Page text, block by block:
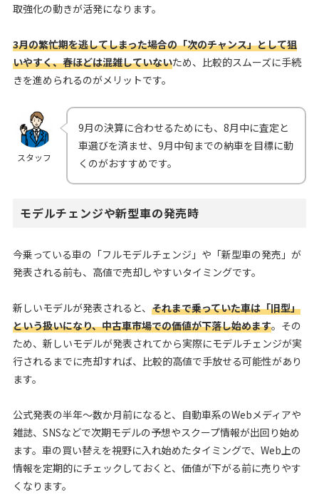
取強化の動きが活発になります。
3月の繁忙期を逃してしまった場合の「次のチャンス」として狙
いやすく、春ほどは混雑していないため、比較的スムーズに手続
きを進められるのがメリットです。
スタッフ
9月の決算に合わせるためにも、8月中に査定と
車選びを済ませ、9月中旬までの納車を目標に動
くのがおすすめです。
モデルチェンジや新型車の発売時
今乗っている車の「フルモデルチェンジ」や「新型車の発売」が
発表される前も、高値で売却しやすいタイミングです。
新しいモデルが発表されると、 それまで乗っていた車は「旧型」
という扱いになり、中古車市場での価値が下落し始めます。その
ため、新しいモデルが発表されてから実際にモデルチェンジが実
行されるまでに売却すれば、比較的高値で手放せる可能性があり
ます。
公式発表の半年〜数か月前になると、自動車系のWebメディアや
雑誌、SNSなどで次期モデルの予想やスクープ情報が出回り始め
ます。車の買い替えを視野に入れ始めたタイミングで、Web上の
情報を定期的にチェックしておくと、価値が下がる前に売りやす
くなります。